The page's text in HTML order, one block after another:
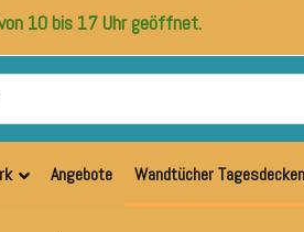
10 bis 17 Uhr geöffnet.
Angebote Wandtücher Tagesdecken